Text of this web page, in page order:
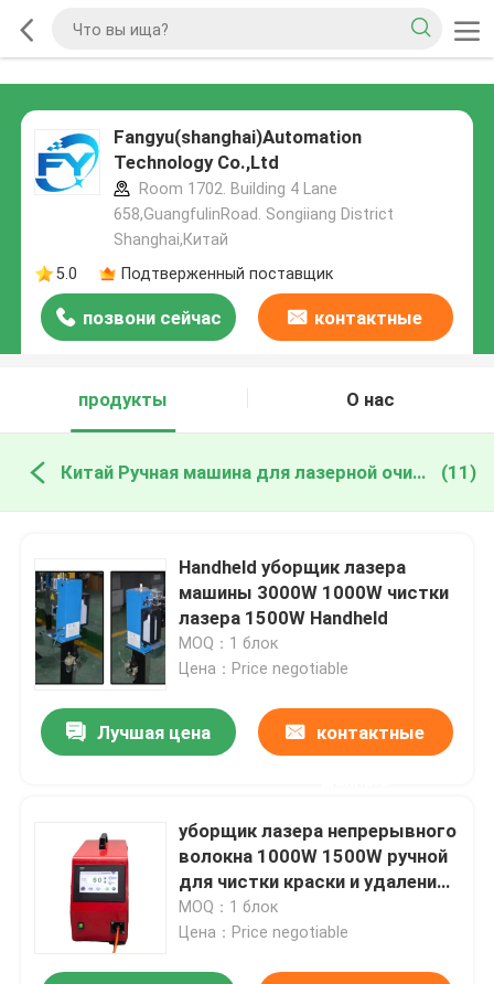
Fangyu(shanghai)Automation
Technology Co.,Ltd
Room 1702. Building 4 Lane
658,GuangfulinRoad. Songiiang District
Shanghai,Китай
5.0
Подтверженный поставщик
позвони сейчас контактные
продукты
О нас
Китай Ручная машина для лазерной очистки (11)
Handheld уборщик лазера
машины 3000W 1000W чистки
лазера 1500W Handheld
MOQ：1 блок
Цена：Price negotiable
Лучшая цена контактные
уборщик лазера непрерывного
волокна 1000W 1500W ручной
для чистки краски и удаления
ржавчины
MOQ：1 блок
Цена：Price negotiable